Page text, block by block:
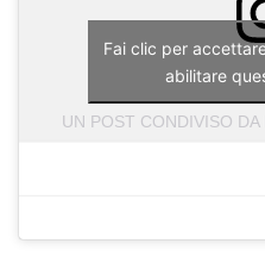
UN POST CONDIVISO
Fai clic per
abilitare